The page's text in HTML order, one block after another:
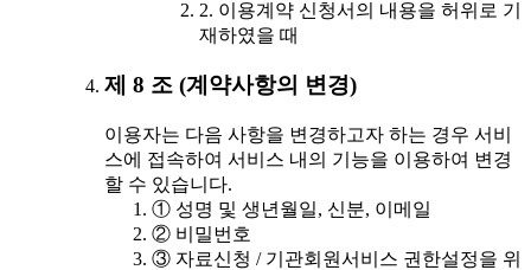
2. 이용계약 신청서의 내용을 허위로 기
재하였을 때
제 8 조 (계약사항의 변경)
이용자는 다음 사항을 변경하고자 하는 경우 서비
스에 접속하여 서비스 내의 기능을 이용하여 변경
할 수 있습니다.
① 성명 및 생년월일, 신분, 이메일
② 비밀번호
③ 자료신청 / 기관회원서비스 권한설정을 위